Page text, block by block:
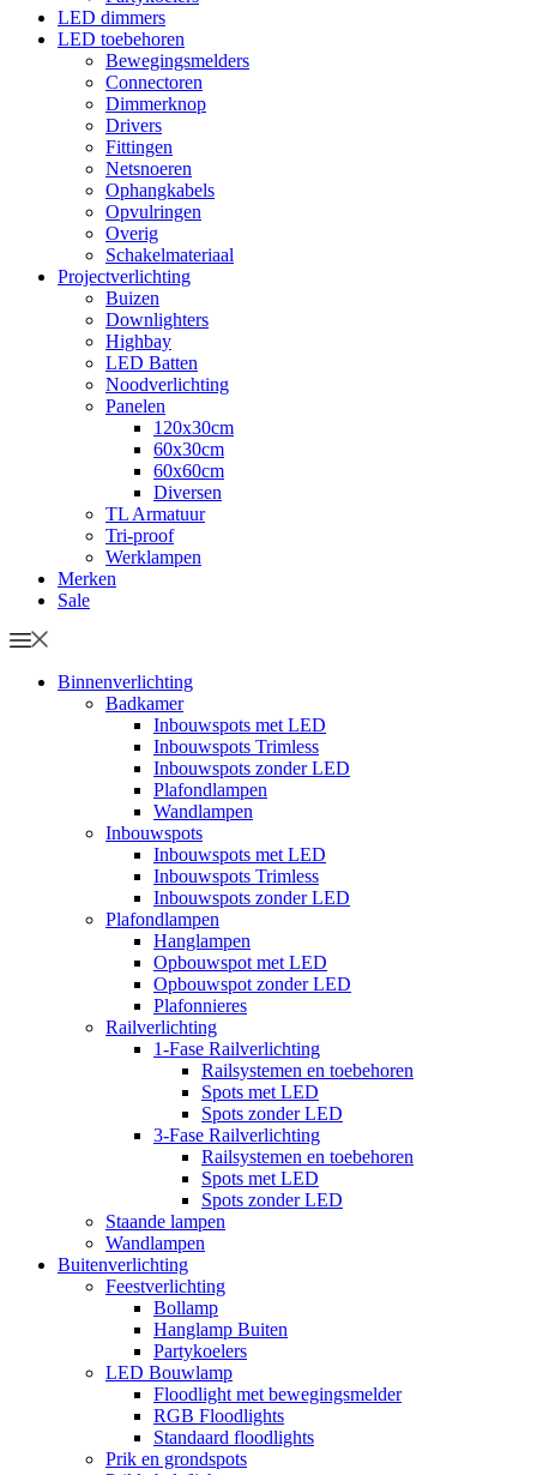
LED dimmers
LED toebehoren
Bewegingsmelders
Connectoren
Dimmerknop
Drivers
Fittingen
Netsnoeren
Ophangkabels
Opvulringen
Overig
Schakelmateriaal
Projectverlichting
Buizen
Downlighters
Highbay
LED Batten
Noodverlichting
Panelen
120x30cm
60x30cm
60x60cm
Diversen
TL Armatuur
Tri-proof
Werklampen
Merken
Sale
Binnenverlichting
Badkamer
Inbouwspots met LED
Inbouwspots Trimless
Inbouwspots zonder LED
Plafondlampen
Wandlampen
Inbouwspots
Inbouwspots met LED
Inbouwspots Trimless
Inbouwspots zonder LED
Plafondlampen
Hanglampen
Opbouwspot met LED
Opbouwspot zonder LED
Plafonnieres
Railverlichting
1-Fase Railverlichting
Railsystemen en toebehoren
Spots met LED
Spots zonder LED
3-Fase Railverlichting
Railsystemen en toebehoren
Spots met LED
Spots zonder LED
Staande lampen
Wandlampen
Buitenverlichting
Feestverlichting
Bollamp
Hanglamp Buiten
Partykoelers
LED Bouwlamp
Floodlight met bewegingsmelder
RGB Floodlights
Standaard floodlights
Prik en grondspots